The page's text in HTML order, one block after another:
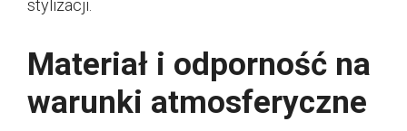
stylizacji.
Materiał i odporność na
warunki atmosferyczne